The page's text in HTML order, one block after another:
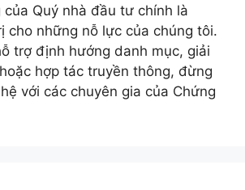
của Quý nhà đầu tư chính là
cho những nỗ lực của chúng tôi.
trợ định hướng danh mục, giải
hợp tác truyền thông, đừng
với các chuyên gia của Chứng